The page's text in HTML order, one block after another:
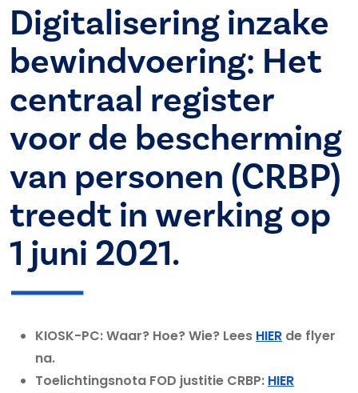
Digitalisering inzake
bewindvoering: Het
centraal register
voor de bescherming
van personen (CRBP)
treedt in werking op
1 juni 2021.
KIOSK-PC: Waar? Hoe? Wie? Lees HIER de flyer
na.
Toelichtingsnota FOD justitie CRBP: HIER